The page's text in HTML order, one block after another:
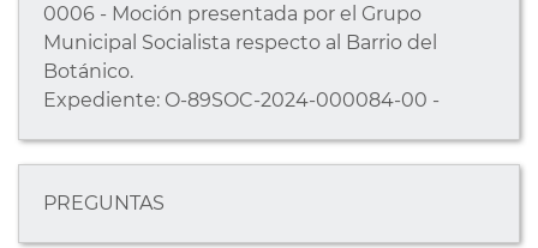
0006 - Moción presentada por el Grupo
Municipal Socialista respecto al Barrio del
Botánico.
Expediente: O-89SOC-2024-000084-00 -
PREGUNTAS